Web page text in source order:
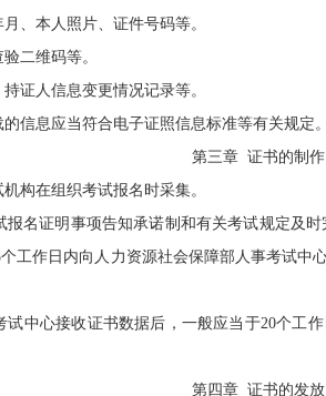
、本人照片、证件号码等。
二维码等。
证人信息变更情况记录等。
信息应当符合电子证照信息标准等有关规定。
第三章 证书的制作
构在组织考试报名时采集。
名证明事项告知承诺制和有关考试规定及
个工作日内向人力资源社会保障部人事考试中
中心接收证书数据后，一般应当于20个工
第四章 证书的发放